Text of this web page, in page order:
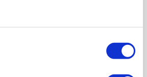
SW-Motech Valbeugel BMW R 1200 R ('-07)